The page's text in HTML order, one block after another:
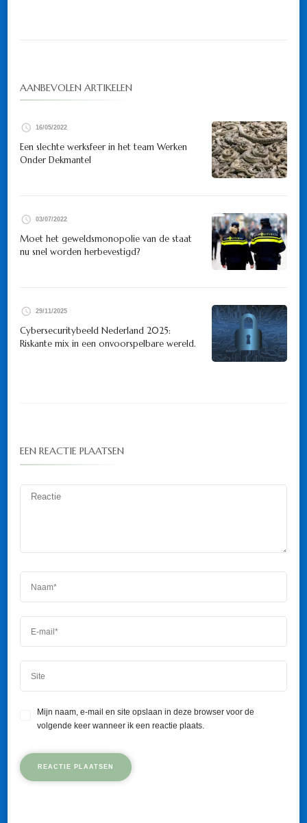
AANBEVOLEN ARTIKELEN
16/05/2022
Een slechte werksfeer in het team Werken
Onder Dekmantel
03/07/2022
Moet het geweldsmonopolie van de staat
nu snel worden herbevestigd?
29/11/2025
Cybersecuritybeeld Nederland 2025:
Riskante mix in een onvoorspelbare wereld.
EEN REACTIE PLAATSEN
Mijn naam, e-mail en site opslaan in deze browser voor de
volgende keer wanneer ik een reactie plaats.